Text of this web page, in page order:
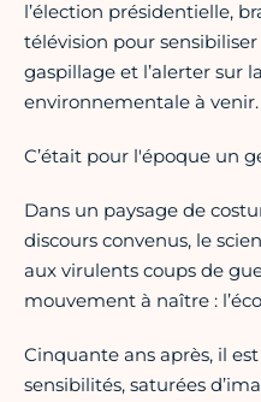
l’élection présidentielle,
télévision pour
gaspillage et l’alerter sur
environnementale à venir.
C’était pour l'époque un
Dans un paysage de
discours convenus, le
aux virulents coups de
mouvement à naître :
Cinquante ans après, il
sensibilités, saturées